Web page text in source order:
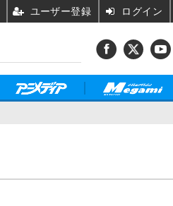
ユーザー登録 ログイン